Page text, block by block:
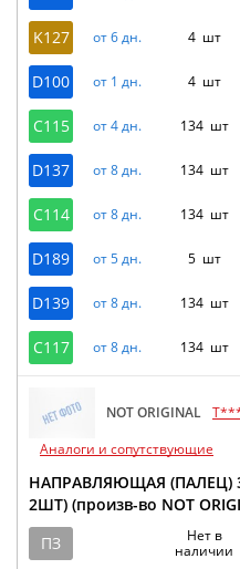
K127 от 6 дн. 4 шт
D100 от 1 дн. 4 шт
C115 от 4 дн. 134 шт
D137 от 8 дн. 134 шт
C114 от 8 дн. 134 шт
D189 от 5 дн. 5 шт
D139 от 8 дн. 134 шт
C117 от 8 дн. 134 шт
NOT ORIGINAL
Аналоги и сопутствующие
НАПРАВЛЯЮЩАЯ (ПАЛЕЦ)
2ШТ) (произв-во NOT
ПЗ
Нет в
наличии